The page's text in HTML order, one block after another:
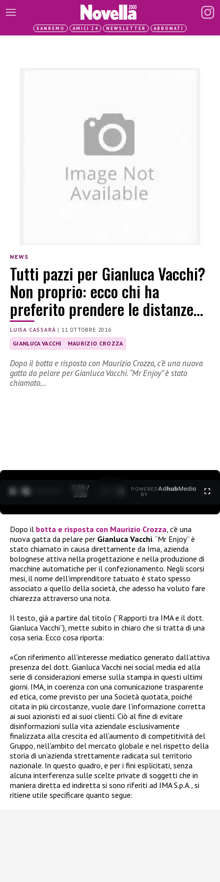
SANREMO AMICI 24 NEWSLETTER ABBONATI
NEWS
Tutti pazzi per Gianluca Vacchi?
Non proprio: ecco chi ha
preferito prendere le distanze…
LUISA CASSARÀ | 11 OTTOBRE 2016
GIANLUCA VACCHI MAURIZIO CROZZA
Dopo il botta e risposta con Maurizio Crozza, c’è una nuova
gatta da pelare per Gianluca Vacchi. “Mr Enjoy” è stato
chiamato…
0:28 /
3:35
POWERED
BY
AdhubMedia
Dopo il botta e risposta con Maurizio Crozza , c’è una
nuova gatta da pelare per Gianluca Vacchi. “Mr Enjoy” è
stato chiamato in causa direttamente da Ima, azienda
bolognese attiva nella progettazione e nella produzione di
macchine automatiche per il confezionamento. Negli scorsi
mesi, il nome dell’imprenditore tatuato è stato spesso
associato a quello della società, che adesso ha voluto fare
chiarezza attraverso una nota.
Il testo, già a partire dal titolo (“Rapporti tra IMA e il dott.
Gianluca Vacchi”), mette subito in chiaro che si tratta di una
cosa seria. Ecco cosa riporta:
«Con riferimento all’interesse mediatico generato dall’attiva
presenza del dott. Gianluca Vacchi nei social media ed alla
serie di considerazioni emerse sulla stampa in questi ultimi
giorni. IMA, in coerenza con una comunicazione trasparente
ed etica, come previsto per una Società quotata, poiché
citata in più circostanze, vuole dare l’informazione corretta
ai suoi azionisti ed ai suoi clienti. Ciò al fine di evitare
disinformazioni sulla vita aziendale esclusivamente
finalizzata alla crescita ed all’aumento di competitività del
Gruppo, nell’ambito del mercato globale e nel rispetto della
storia di un’azienda strettamente radicata sul territorio
nazionale. In questo quadro, e per i fini esplicitati, senza
alcuna interferenza sulle scelte private di soggetti che in
maniera diretta ed indiretta si sono riferiti ad IMA S.p.A., si
ritiene utile specificare quanto segue: